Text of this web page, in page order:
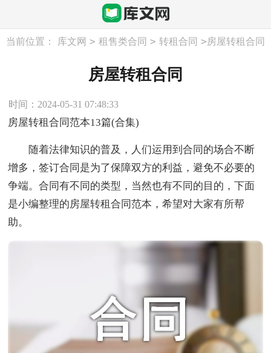
当前位置： 库文网 > 租售类合同 > 转租合同 >房屋转租合同
房屋转租合同
时间：2024-05-31 07:48:33
房屋转租合同范本13篇(合集)
随着法律知识的普及，人们运用到合同的场合不断
增多，签订合同是为了保障双方的利益，避免不必要的
争端。合同有不同的类型，当然也有不同的目的，下面
是小编整理的房屋转租合同范本，希望对大家有所帮
助。